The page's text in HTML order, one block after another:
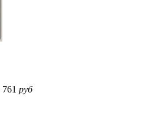
761 руб